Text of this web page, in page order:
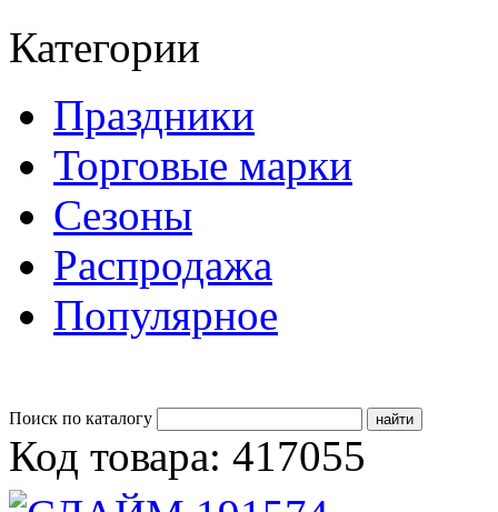
Категории
Праздники
Торговые марки
Сезоны
Распродажа
Популярное
Поиск по каталогу
Код товара: 417055